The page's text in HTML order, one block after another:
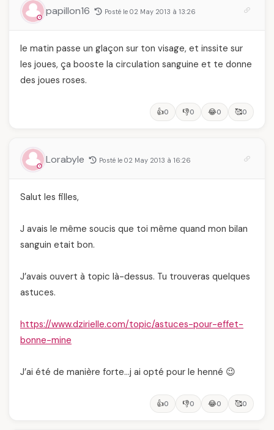
papillon16 Posté le 02 May 2013 à 13:26
le matin passe un glaçon sur ton visage, et inssite sur
les joues, ça booste la circulation sanguine et te donne
des joues roses.
👍0 👎0 😂0 🥰0
Lorabyle Posté le 02 May 2013 à 16:26
Salut les filles,
J avais le même soucis que toi même quand mon bilan
sanguin etait bon.
J’avais ouvert à topic là-dessus. Tu trouveras quelques
astuces.
https://www.dzirielle.com/topic/astuces-pour-effet-
bonne-mine
J’ai été de manière forte…j ai opté pour le henné 😉
👍0 👎0 😂0 🥰0